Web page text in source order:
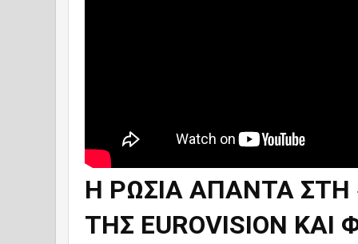
Η ΡΩΣΙΑ ΑΠΑΝΤΑ ΣΤΗ
ΤΗΣ EUROVISION ΚΑΙ